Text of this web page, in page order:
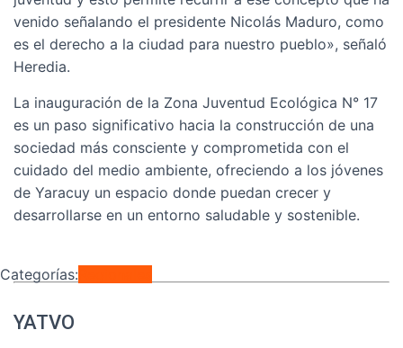
venido señalando el presidente Nicolás Maduro, como
es el derecho a la ciudad para nuestro pueblo», señaló
Heredia.
La inauguración de la Zona Juventud Ecológica N° 17
es un paso significativo hacia la construcción de una
sociedad más consciente y comprometida con el
cuidado del medio ambiente, ofreciendo a los jóvenes
de Yaracuy un espacio donde puedan crecer y
desarrollarse en un entorno saludable y sostenible.
Categorías:
YATVO